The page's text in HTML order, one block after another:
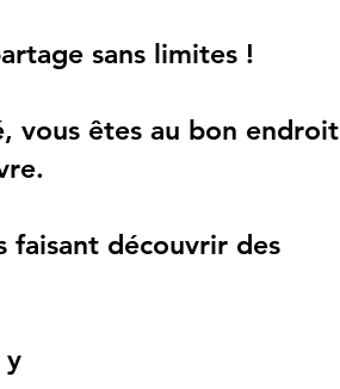
sans limites !
vous êtes au bon endroit
faisant découvrir des
y